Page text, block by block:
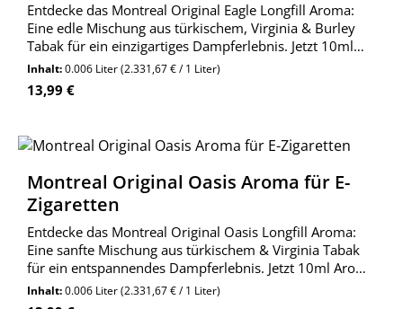
Entdecke das Montreal Original Eagle Longfill Aroma:
Eine edle Mischung aus türkischem, Virginia & Burley
Tabak für ein einzigartiges Dampferlebnis. Jetzt 10ml
Aroma in 60ml Flasche bestellen!
Inhalt:0.006 Liter(2.331,67 € / 1 Liter)
Regulärer Preis:
13,99 €
Montreal Original Oasis Aroma für E-
Zigaretten
Entdecke das Montreal Original Oasis Longfill Aroma:
Eine sanfte Mischung aus türkischem & Virginia Tabak
für ein entspannendes Dampferlebnis. Jetzt 10ml Aroma
in 60ml Flasche bestellen!
Inhalt:0.006 Liter(2.331,67 € / 1 Liter)